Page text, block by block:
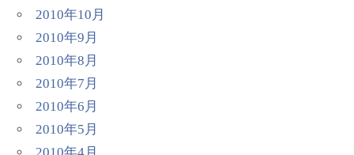
2010年10月
2010年9月
2010年8月
2010年7月
2010年6月
2010年5月
2010年4月